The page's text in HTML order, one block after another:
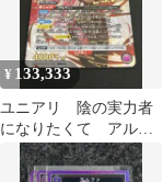
¥ 133,333
ユニアリ 陰の実力者
になりたくて アルフ
ァ SR星3